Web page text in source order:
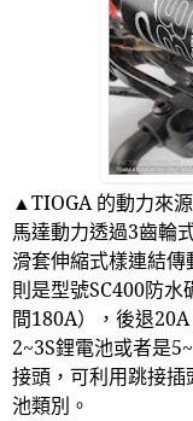
▲TIOGA的動力來
馬達動力透過3齒輪
滑套伸縮式樣連結
則是型號SC400防水
間180A），後退20A
2~3S鋰電池或者是
接頭，可利用跳接
池類別。